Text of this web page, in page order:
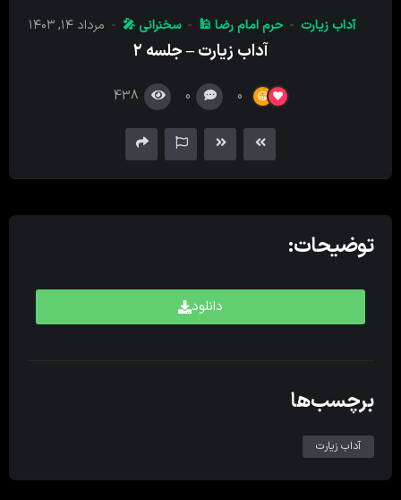
صداآداب زیارت حرم امام رضا 🕌 سخنرانی 🎤 مرداد ۱۴, ۱۴۰۳
آداب زیارت – جلسه ۲
0
0
438
توضیحات:
دانلود
برچسب‌ها
آداب زیارت